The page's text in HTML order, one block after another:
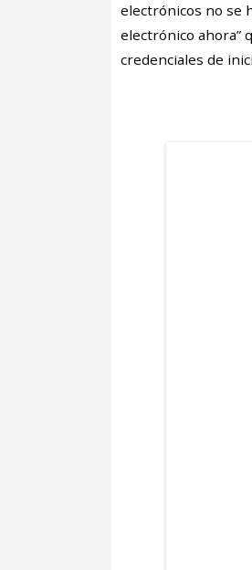
electrónicos no se
electrónico ahora”
credenciales de